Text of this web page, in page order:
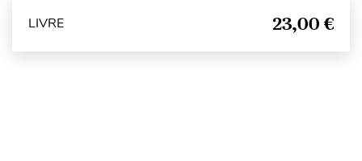
LIVRE 23,00 €